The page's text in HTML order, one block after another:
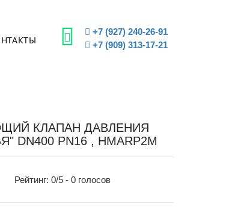
+7 (927) 240-26-91
+7 (909) 313-17-21
КЛАПАН ДАВЛЕНИЯ
DN400 PN16 , HMARP2M
Рейтинг:0/5 -0 голосов